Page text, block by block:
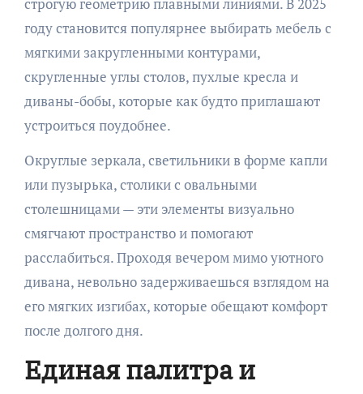
году становится популярнее выбирать мебель с
мягкими закругленными контурами,
скругленные углы столов, пухлые кресла и
диваны-бобы, которые как будто приглашают
устроиться поудобнее.
Округлые зеркала, светильники в форме капли
или пузырька, столики с овальными
столешницами — эти элементы визуально
смягчают пространство и помогают
расслабиться. Проходя вечером мимо уютного
дивана, невольно задерживаешься взглядом на
его мягких изгибах, которые обещают комфорт
после долгого дня.
Единая палитра и